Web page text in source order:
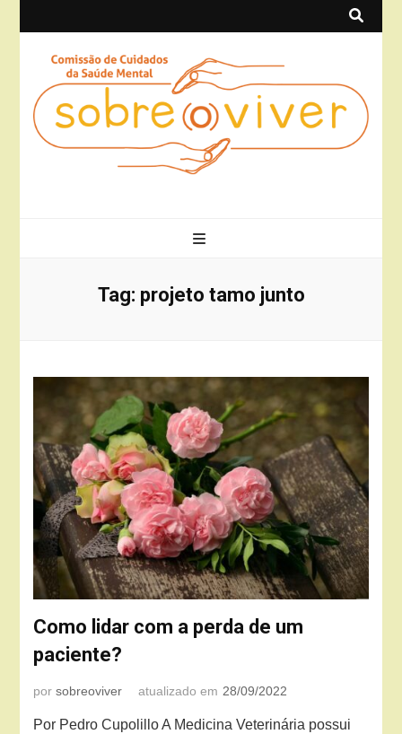
Tag: projeto tamo junto
Como lidar com a perda de um
paciente?
porsobreoviver atualizado em 28/09/2022
Por Pedro Cupolillo A Medicina Veterinária possui